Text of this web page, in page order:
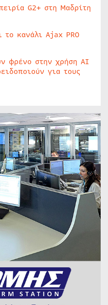
G2+ στη Μαδρίτη
κανάλι Ajax PRO
φρένο στην χρήση AI
για τους